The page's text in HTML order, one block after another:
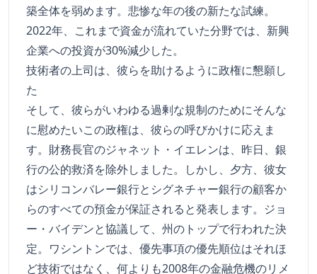
築全体を弱めます。悲惨な年の後の新たな試練。
2022年、これまで資金が流れていた分野では、新興
企業への投資が30%減少した。
技術者の上司は、彼らを助けるように政権に懇願し
た
そして、彼らがいわゆる過剰な規制のためにそんな
に慰めたいこの政権は、彼らの呼びかけに応えま
す。財務長官のジャネット・イエレンは、昨日、銀
行の公的救済を除外しました。しかし、夕方、彼女
はシリコンバレー銀行とシグネチャー銀行の顧客か
らのすべての預金が保証されると発表します。ジョ
ー・バイデンと協議して、州のトップで行われた決
定。ワシントンでは、優先事項の優先順位はそれほ
ど技術ではなく、何よりも2008年の金融危機のリメ